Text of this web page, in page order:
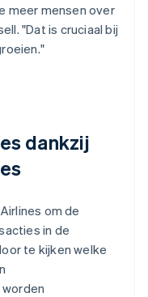
meer mensen over
"Dat is cruciaal bij
dankzij
om de
in de
te kijken welke